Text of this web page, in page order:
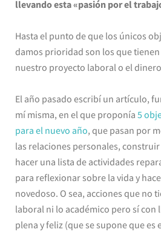
llevando esta «pasión por el
Hasta el punto de que los únicos
damos prioridad son los que
nuestro proyecto laboral o el
El año pasado escribí un artículo,
mí misma, en el que proponía 5
para el nuevo año, que pasan por
las relaciones personales,
hacer una lista de actividades
para reflexionar sobre la vida y
novedoso. O sea, acciones que no
laboral ni lo académico pero sí con
plena y feliz (que se supone que es